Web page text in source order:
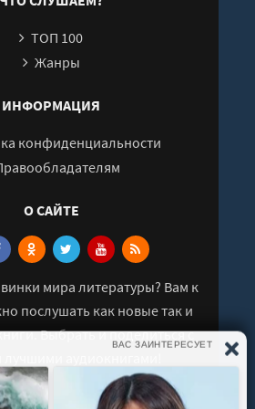
ne-poekhala-b-v-sibir-22
ne-poekhala-b-v-sibir-25
ne-poekhala-b-v-sibir-28
ne-poekhala-b-v-sibir-29
ne-poekhala-b-v-sibir-30
ne-poekhala-b-v-sibir-31
ne-poekhala-b-v-sibir-32
ТОП 100
Жанры
ИНФОРМАЦИЯ
конфиденциальности
О САЙТЕ
мира литературы? Вам к
послушать как новые так и
Выбрать и поделиться с